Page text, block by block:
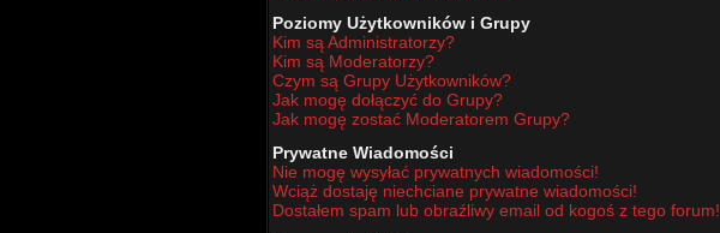
Poziomy Użytkowników i Grupy
Kim są Administratorzy?
Kim są Moderatorzy?
Czym są Grupy Użytkowników?
Jak mogę dołączyć do Grupy?
Jak mogę zostać Moderatorem Grupy?
Prywatne Wiadomości
Nie mogę wysyłać prywatnych wiadomości!
Wciąż dostaję niechciane prywatne wiadomości!
Dostałem spam lub obraźliwy email od kogoś z tego forum!